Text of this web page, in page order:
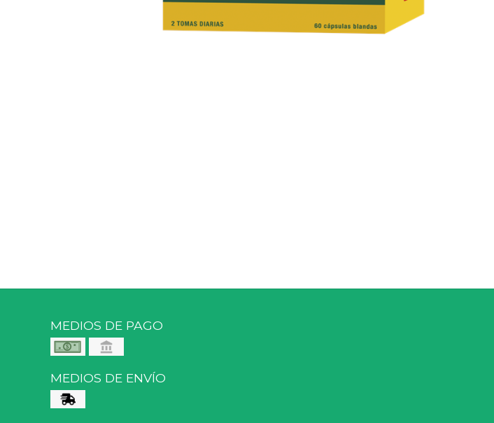
MEDIOS DE PAGO
MEDIOS DE ENVÍO